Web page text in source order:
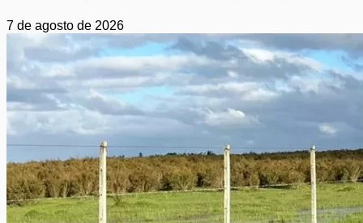
7 de agosto de 2026